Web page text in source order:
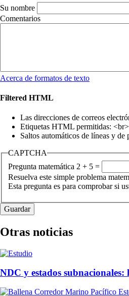
Su nombre
Comentarios
Acerca de formatos de texto
Filtered HTML
Las direcciones de correos
Etiquetas HTML permitidas:
Saltos automáticos de líneas y de
CAPTCHA
Pregunta matemática 2 + 5 =
Resuelva este simple problema
Esta pregunta es para comprobar si
Otras noticias
NDC y estados